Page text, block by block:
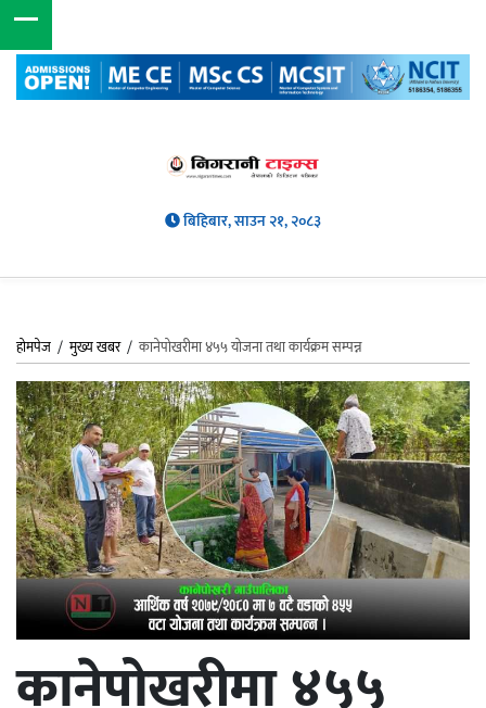
बिहिबार, साउन २१, २०८३
होमपेज /मुख्य खबर/ कानेपोखरीमा ४५५ योजना तथा कार्यक्रम सम्पन्न
कानेपोखरीमा ४५५